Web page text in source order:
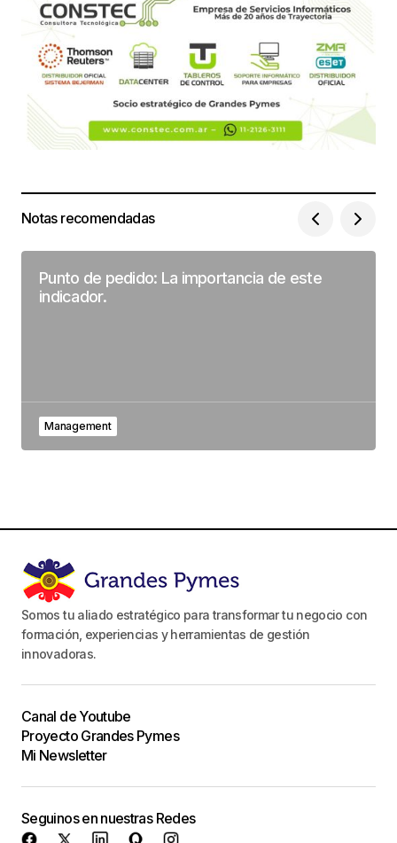
Notas recomendadas
Punto de pedido: La importancia de este
indicador.
Management
Somos tu aliado estratégico para transformar tu negocio con
formación, experiencias y herramientas de gestión
innovadoras.
Canal de Youtube
Proyecto Grandes Pymes
Mi Newsletter
Seguinos en nuestras Redes